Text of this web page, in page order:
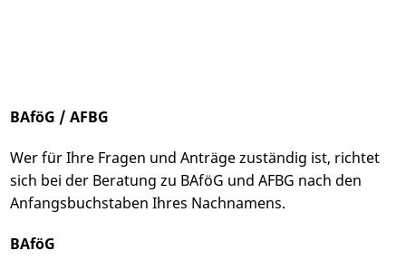
BAföG / AFBG
Wer für Ihre Fragen und Anträge zuständig ist, richtet
sich bei der Beratung zu BAföG und AFBG nach den
Anfangsbuchstaben Ihres Nachnamens.
BAföG